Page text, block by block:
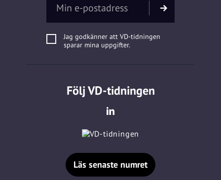
Jag godkänner att VD-tidningen
sparar mina uppgifter.
Följ VD-tidningen
Läs senaste numret